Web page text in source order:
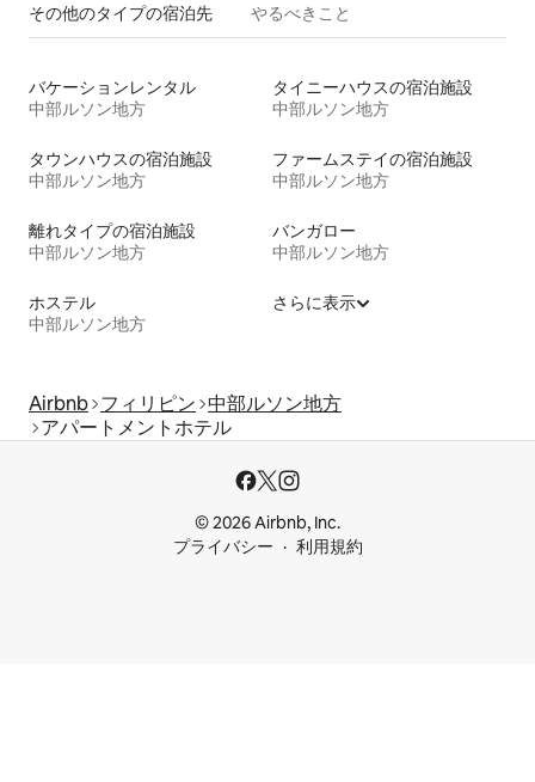
その他のタ⁠イ⁠プ⁠の宿⁠泊⁠先 やるべきこと
バケーションレンタル
中部ルソン地方
タイニーハウスの宿泊施設
中部ルソン地方
タウンハウスの宿泊施設
中部ルソン地方
ファームステイの宿泊施設
中部ルソン地方
離れタイプの宿泊施設
中部ルソン地方
バンガロー
中部ルソン地方
ホステル
中部ルソン地方
さらに表示
Airbnb フィリピン 中部ルソン地方
アパートメントホテル
© 2026 Airbnb, Inc.
プライバシー
利用規約